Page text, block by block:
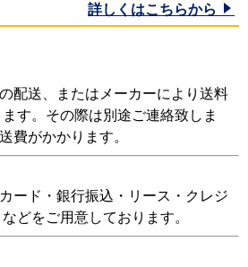
詳しくはこちらから
配送、またはメーカーにより送料
す。その際は別途ご連絡致しま
費がかかります。
ード・銀行振込・リース・クレジ
どをご用意しております。